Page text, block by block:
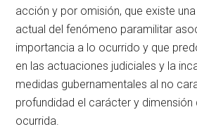
acción y por omisión, que existe
actual del fenómeno paramilitar
importancia a lo ocurrido y que
en las actuaciones judiciales y la
medidas gubernamentales al no
profundidad el carácter y dimensión
ocurrida.